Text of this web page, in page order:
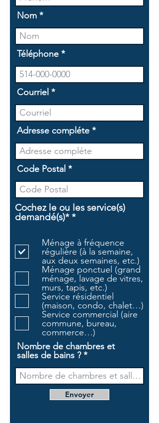
Nom
Téléphone
Courriel
Adresse compléte
Code Postal
Cochez le ou les service(s)
demandé(s)* *O
g
a
t
o
i
r
e
Ménage à fréquence
régulière (à la semaine,
aux deux semaines, etc.)
Ménage ponctuel (grand
ménage, lavage de vitres,
murs, tapis, etc.)
Service résidentiel
(maison, condo, chalet…)
Service commercial (aire
commune, bureau,
commerce…)
Nombre de chambres et
salles de bains ?
Envoyer